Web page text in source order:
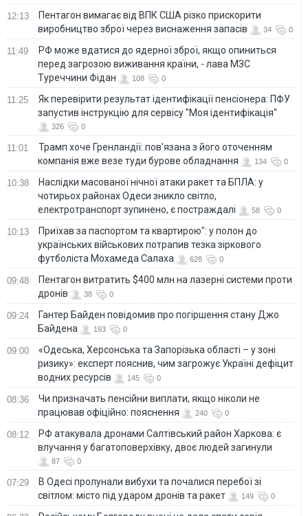
12:13
Пентагон вимагає від ВПК США різко прискорити
виробництво зброї через виснаження запасів
34 0
11:49
РФ може вдатися до ядерної зброї, якщо опиниться
перед загрозою виживання країни, - лава МЗС
Туреччини Фідан
108 0
11:25
Як перевірити результат ідентифікації пенсіонера: ПФУ
запустив інструкцію для сервісу "Моя ідентифікація"
326 0
11:01
Трамп хоче Гренландії: пов'язана з його оточенням
компанія вже везе туди бурове обладнання
134 0
10:38
Наслідки масованої нічної атаки ракет та БПЛА: у
чотирьох районах Одеси зникло світло,
електротранспорт зупинено, є постраждалі
58 0
10:13
Приїхав за паспортом та квартирою": у полон до
українських військових потрапив тезка зіркового
футболіста Мохамеда Салаха
628 0
09:48
Пентагон витратить $400 млн на лазерні системи проти
дронів
38 0
09:24
Гантер Байден повідомив про погіршення стану Джо
Байдена
193 0
09:00
«Одеська, Херсонська та Запорізька області – у зоні
ризику»: експерт пояснив, чим загрожує Україні дефіцит
водних ресурсів
145 0
08:36
Чи призначать пенсійни виплати, якщо ніколи не
працював офіційно: пояснення
240 0
08:12
РФ атакувала дронами Салтівський район Харкова: є
влучання у багатоповерхівку, двоє людей загинули
87 0
07:29
В Одесі пролунали вибухи та почалися перебої зі
світлом: місто під ударом дронів та ракет
149 0